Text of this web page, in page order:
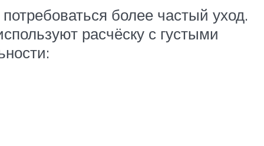
более частый уход.
расчёску с густыми